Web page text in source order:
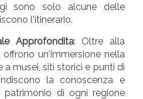
sono solo alcune delle
l'itinerario.
Approfondita: Oltre alla
un'immersione nella
a musei, siti storici e punti di
la conoscenza e
di ogni regione